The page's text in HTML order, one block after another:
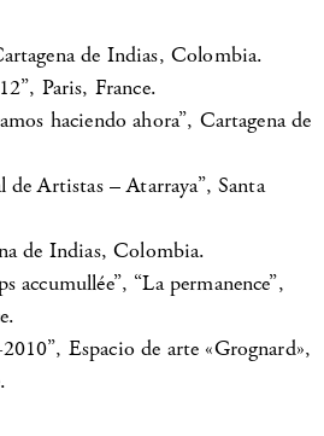
de Indias, Colombia.
Paris, France.
haciendo ahora”, Cartagena de
Artistas – Atarraya”, Santa
de Indias, Colombia.
accumullée”, “La permanence”,
Espacio de arte «Grognard»,